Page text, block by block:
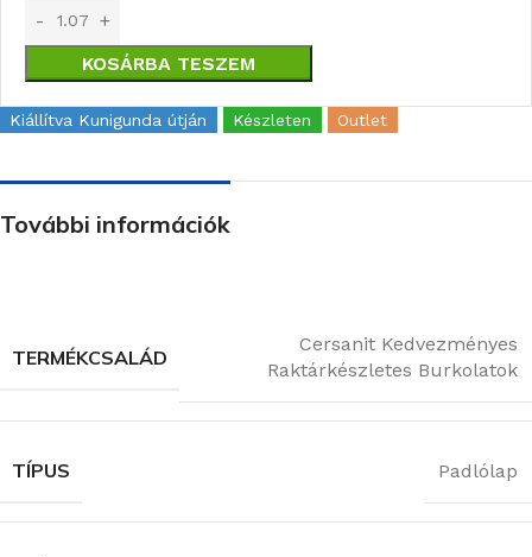
KOSÁRBA TESZEM
Kiállítva Kunigunda útján Készleten Outlet
További információk
TERMÉKCSALÁD
Cersanit Kedvezményes
Raktárkészletes Burkolatok
TÍPUS Padlólap